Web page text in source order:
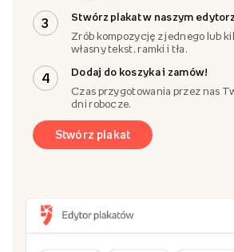
3
Stwórz plakat w naszym
Zrób kompozycję z jednego lub
własny tekst, ramki i tła.
4
Dodaj do koszyka i zamów!
Czas przygotowania przez nas
dni robocze.
Stwórz plakat